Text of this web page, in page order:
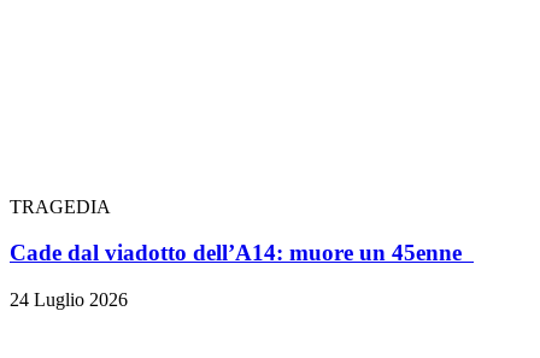
TRAGEDIA
Cade dal viadotto dell’A14: muore un 45enne
24 Luglio 2026